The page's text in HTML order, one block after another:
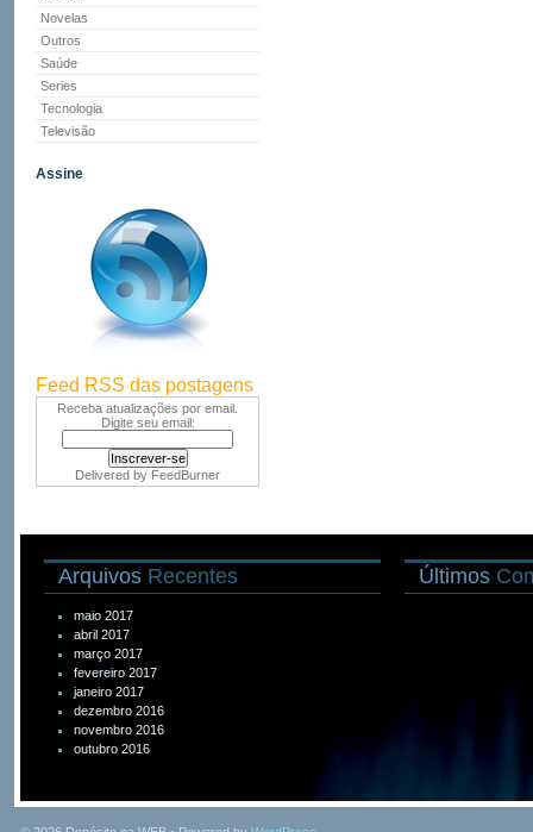
Novelas
Outros
Saúde
Series
Tecnologia
Televisão
Assine
Feed RSS das postagens
Receba atualizações por email.
Digite seu email:
Delivered by FeedBurner
Arquivos Recentes
maio 2017
abril 2017
março 2017
fevereiro 2017
janeiro 2017
dezembro 2016
novembro 2016
outubro 2016
Últimos